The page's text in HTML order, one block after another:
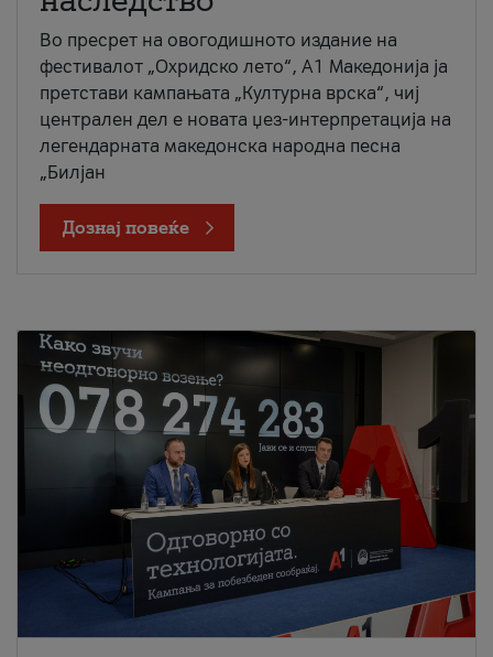
Во пресрет на овогодишното издание на
фестивалот „Охридско лето“, А1 Македонија ја
претстави кампањата „Културна врска“, чиј
централен дел е новата џез-интерпретација на
легендарната македонска народна песна
„Билјан
Дознај повеќе